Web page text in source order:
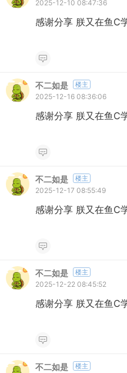
2025-12-10 08:47:36
感谢分享 朕又在鱼C
不二如是 楼主
2025-12-16 08:36:06
感谢分享 朕又在鱼C
不二如是 楼主
2025-12-17 08:55:49
感谢分享 朕又在鱼C
不二如是 楼主
2025-12-22 08:45:52
感谢分享 朕又在鱼C
不二如是 楼主